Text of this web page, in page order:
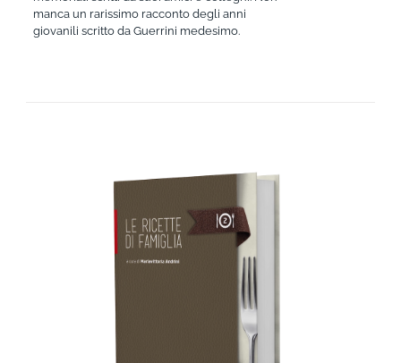
manca un rarissimo racconto degli anni
giovanili scritto da Guerrini medesimo.
/